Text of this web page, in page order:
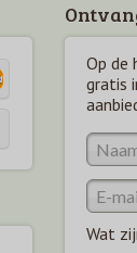
Op de
gratis
Wat